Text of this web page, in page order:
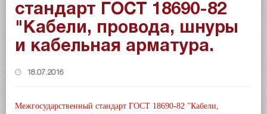
стандарт ГОСТ 18690-82
"Кабели, провода, шнуры
и кабельная арматура.
18.07.2016
Межгосударственный стандарт ГОСТ 18690-82 "Кабели,